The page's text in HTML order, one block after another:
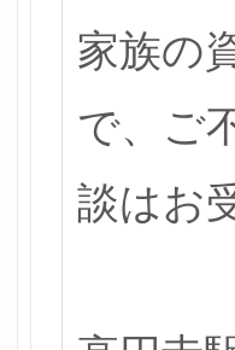
家族の
で、ご
談はお